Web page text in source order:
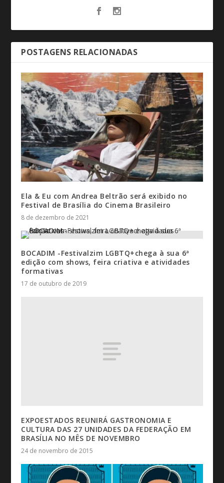
POSTAGENS RELACIONADAS
Ela & Eu com Andrea Beltrão será exibido no
Festival de Brasília do Cinema Brasileiro
8 de dezembro de 2021
BOCADIM -Festivalzim LGBTQ+chega à sua 6ª
edição com shows, feira criativa e atividades
formativas
17 de outubro de 2019
EXPOESTADOS REUNIRÁ GASTRONOMIA E
CULTURA DAS 27 UNIDADES DA FEDERAÇÃO EM
BRASÍLIA NO MÊS DE NOVEMBRO
24 de novembro de 2015